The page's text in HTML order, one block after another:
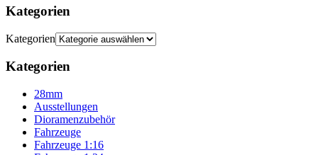
Kategorien
Kategorien
Kategorien
28mm
Ausstellungen
Dioramenzubehör
Fahrzeuge
Fahrzeuge 1:16